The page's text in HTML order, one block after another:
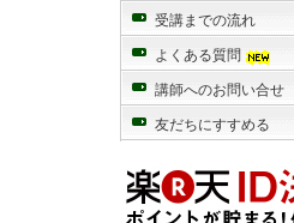
受講までの流れ
よくある質問
講師へのお問い合せ
友だちにすすめる